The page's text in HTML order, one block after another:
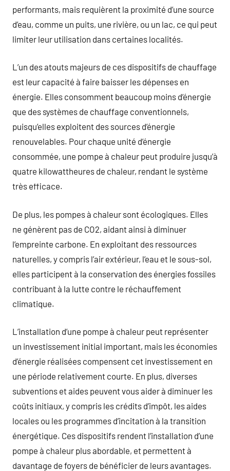
performants, mais requièrent la proximité d’une source
d’eau, comme un puits, une rivière, ou un lac, ce qui peut
limiter leur utilisation dans certaines localités.
L’un des atouts majeurs de ces dispositifs de chauffage
est leur capacité à faire baisser les dépenses en
énergie. Elles consomment beaucoup moins d’énergie
que des systèmes de chauffage conventionnels,
puisqu’elles exploitent des sources d’énergie
renouvelables. Pour chaque unité d’énergie
consommée, une pompe à chaleur peut produire jusqu’à
quatre kilowattheures de chaleur, rendant le système
très efficace.
De plus, les pompes à chaleur sont écologiques. Elles
ne génèrent pas de CO2, aidant ainsi à diminuer
l’empreinte carbone. En exploitant des ressources
naturelles, y compris l’air extérieur, l’eau et le sous-sol,
elles participent à la conservation des énergies fossiles
contribuant à la lutte contre le réchauffement
climatique.
L’installation d’une pompe à chaleur peut représenter
un investissement initial important, mais les économies
d’énergie réalisées compensent cet investissement en
une période relativement courte. En plus, diverses
subventions et aides peuvent vous aider à diminuer les
coûts initiaux, y compris les crédits d’impôt, les aides
locales ou les programmes d’incitation à la transition
énergétique. Ces dispositifs rendent l’installation d’une
pompe à chaleur plus abordable, et permettent à
davantage de foyers de bénéficier de leurs avantages.